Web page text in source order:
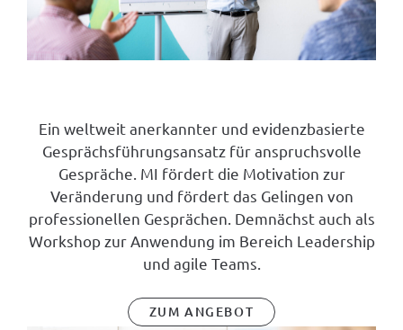
Ein weltweit anerkannter und evidenzbasierte
Gesprächsführungsansatz für anspruchsvolle
Gespräche. MI fördert die Motivation zur
Veränderung und fördert das Gelingen von
professionellen Gesprächen. Demnächst auch als
Workshop zur Anwendung im Bereich Leadership
und agile Teams.
ZUM ANGEBOT